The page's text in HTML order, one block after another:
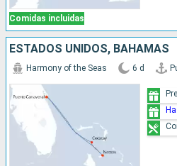
Comidas incluidas
ESTADOS UNIDOS, BAHAMAS
Harmony of the Seas 6 d